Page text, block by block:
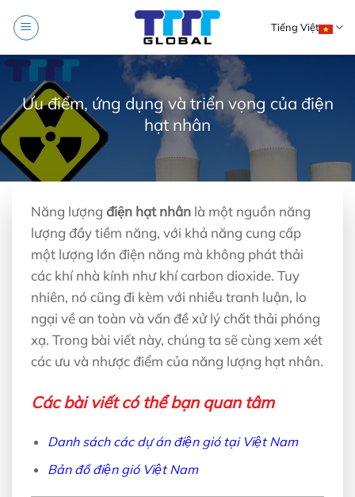
Tiếng Việt
Ưu điểm, ứng dụng và triển vọng của điện
hạt nhân
Năng lượng điện hạt nhân là một nguồn năng
lượng đầy tiềm năng, với khả năng cung cấp
một lượng lớn điện năng mà không phát thải
các khí nhà kính như khí carbon dioxide. Tuy
nhiên, nó cũng đi kèm với nhiều tranh luận, lo
ngại về an toàn và vấn đề xử lý chất thải phóng
xạ. Trong bài viết này, chúng ta sẽ cùng xem xét
các ưu và nhược điểm của năng lượng hạt nhân.
Các bài viết có thể bạn quan tâm
Danh sách các dự án điện gió tại Việt Nam
Bản đồ điện gió Việt Nam